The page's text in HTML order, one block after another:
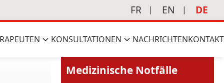
FR EN DE
KONSULTATIONEN NACHRICHTENKONTAKT
Medizinische Notfälle